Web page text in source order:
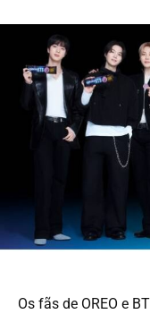
Os fãs de OREO e